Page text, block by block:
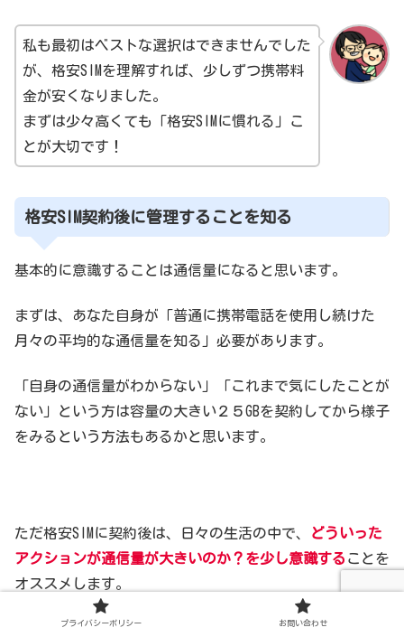
私も最初はベストな選択はできませんでした
が、格安SIMを理解すれば、少しずつ携帯料
金が安くなりました。
まずは少々高くても「格安SIMに慣れる」こ
とが大切です！
格安SIM契約後に管理することを知る
基本的に意識することは通信量になると思います。
まずは、あなた自身が「普通に携帯電話を使用し続けた
月々の平均的な通信量を知る」必要があります。
「自身の通信量がわからない」「これまで気にしたことが
ない」という方は容量の大きい２５GBを契約してから様子
をみるという方法もあるかと思います。
ただ格安SIMに契約後は、日々の生活の中で、
どういった
アクションが通信量が大きいのか？を少し意識する ことを
オススメします。
通信量を意識する理由は、当たり前かもしれませんが、
プライバシーポリシー お問い合わせ